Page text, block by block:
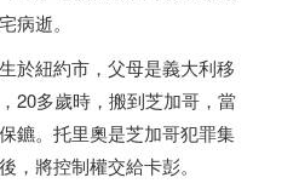
病逝。
於紐約市，父母是義大利移
20多歲時，搬到芝加哥，當
鑣。托里奧是芝加哥犯罪集
，將控制權交給卡彭。